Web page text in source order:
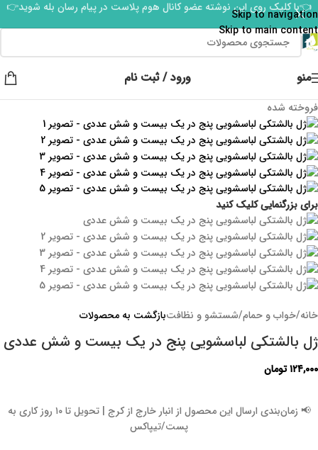
Skip to navigation
Skip to main content
👈با کلیک روی این نوشته عضو کانال هوم پلاست در پیام رسان بله شوید👉
منو ورود / ثبت نام
فروخته شده
برای بزرگنمایی کلیک کنید
خانه/خواب و حمام/شستشو و نظافتبازگشت به محصولات
ژل بالشتکی لباسشویی پنج در یک بیست و شش عددی
۱۲۴,۰۰۰تومان
📢 زمان‌بندی ارسال این محصول از انبار خارج از کرج | تحویل تا ۱۰ روز کاری به
پست/تیپاکس